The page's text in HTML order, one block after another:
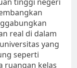
real di dalam
yang
seperti
ruangan kelas